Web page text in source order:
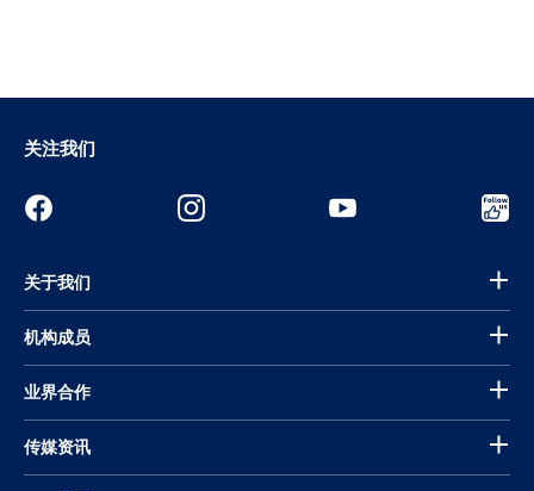
关注我们
关于我们
机构成员
业界合作
传媒资讯